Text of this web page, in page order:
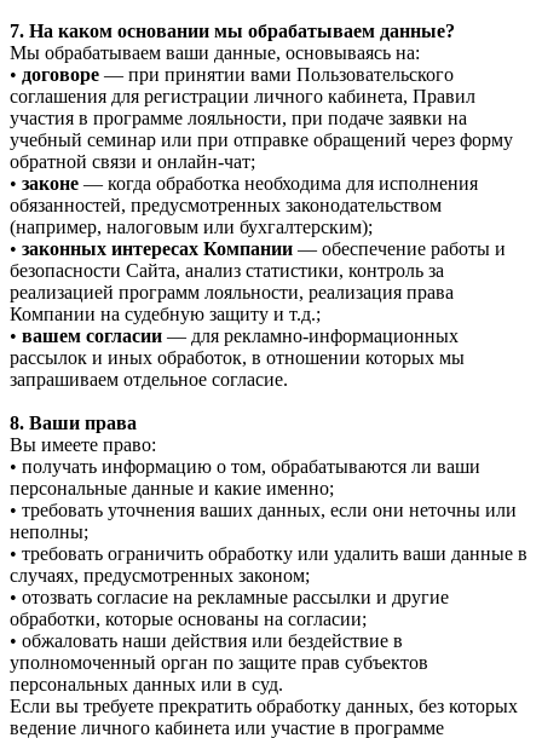
7. На каком основании мы обрабатываем данные?
Мы обрабатываем ваши данные, основываясь на:
• договоре — при принятии вами Пользовательского
соглашения для регистрации личного кабинета, Правил
участия в программе лояльности, при подаче заявки на
учебный семинар или при отправке обращений через форму
обратной связи и онлайн-чат;
• законе — когда обработка необходима для исполнения
обязанностей, предусмотренных законодательством
(например, налоговым или бухгалтерским);
• законных интересах Компании — обеспечение работы и
безопасности Сайта, анализ статистики, контроль за
реализацией программ лояльности, реализация права
Компании на судебную защиту и т.д.;
• вашем согласии — для рекламно-информационных
рассылок и иных обработок, в отношении которых мы
запрашиваем отдельное согласие.
8. Ваши права
Вы имеете право:
• получать информацию о том, обрабатываются ли ваши
персональные данные и какие именно;
• требовать уточнения ваших данных, если они неточны или
неполны;
• требовать ограничить обработку или удалить ваши данные в
случаях, предусмотренных законом;
• отозвать согласие на рекламные рассылки и другие
обработки, которые основаны на согласии;
• обжаловать наши действия или бездействие в
уполномоченный орган по защите прав субъектов
персональных данных или в суд.
Если вы требуете прекратить обработку данных, без которых
ведение личного кабинета или участие в программе